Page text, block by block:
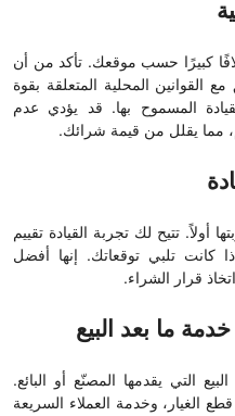
كبيرًا حسب موقعك. تأكد من أن
مع القوانين المحلية المتعلقة بقوة
المسموح بها. قد يؤدي عدم
مما يقلل من قيمة شرائك.
أولاً. تتيح لك تجربة القيادة تقييم
كانت تلبي توقعاتك. إنها أفضل
قرار الشراء.
ما بعد البيع
التي يقدمها المصنّع أو البائع.
الغيار، وخدمة العملاء السريعة